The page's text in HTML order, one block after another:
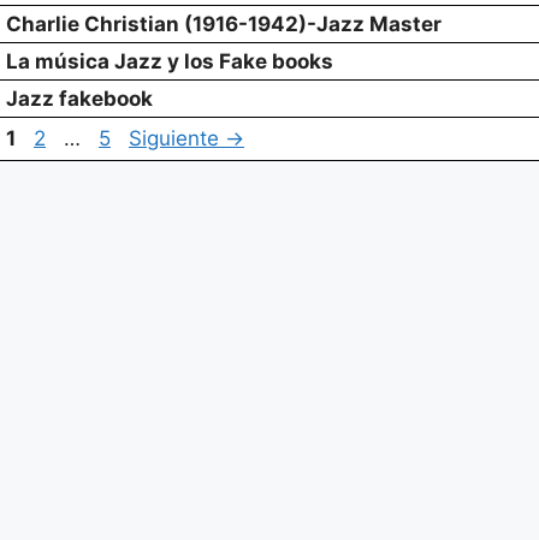
Charlie Christian (1916-1942)-Jazz Master
La música Jazz y los Fake books
Jazz fakebook
Página
1 Página
2 … Página
5 Siguiente →